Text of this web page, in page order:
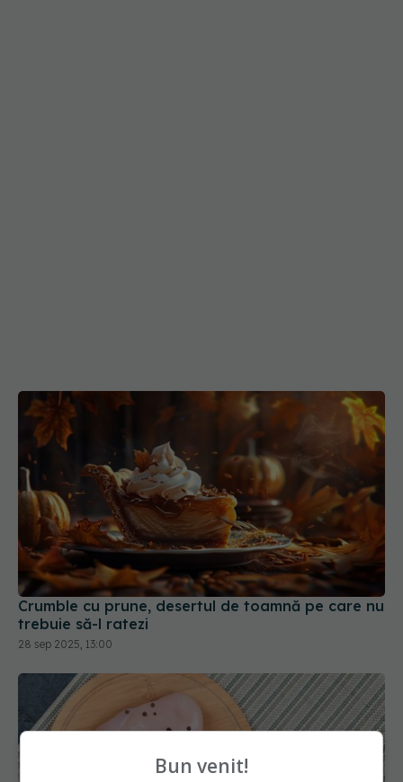
Crumble cu prune, desertul de toamnă pe care nu
trebuie să-l ratezi
28 sep 2025, 13:00
Bun venit!